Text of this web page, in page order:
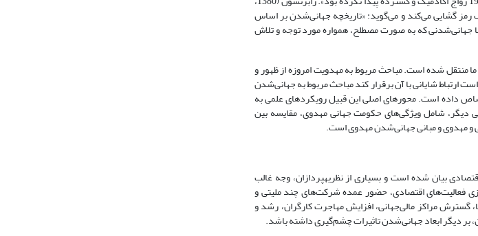
و ظهور سرمایه‌داری می‌داند. شولت (1382، 11) از دلیل این اختلاف رمز گشایی می‌کند و می‌گوید: «تاریخچه جهانی‌شدن بر اساس
جهانی‌شدنی که به صورت مصطلح، همواره مورد توجه و تلاش‌
منتقل شده است. مباحث مربوط به مهدویت امروزه از ظهور و
شایانی با آن برقرار کند مباحث مربوط به جهانی‌شدن
داده است. محورهای اصلی این قبیل رویکردهای علمی به
دیگر، شامل ویژگی‌های حکومت جهانی مهدوی، مقایسه بین
و مهدوی و مبانی جهانی‌شدن مهدوی است.
بیان شده است و بسیاری از نظریه­پردازان، وجه غالب
فعالیت‌های اقتصادی، حضور عمده شرکت‌های چند ملیتی و
گسترش مراکز مالی‌جهانی، افزایش مهاجرت کارگران، رشد و
دیگر ابعاد جهانی‌شدن تاثیرات چشم‌گیری داشته‌‌ ‌‌باشد.